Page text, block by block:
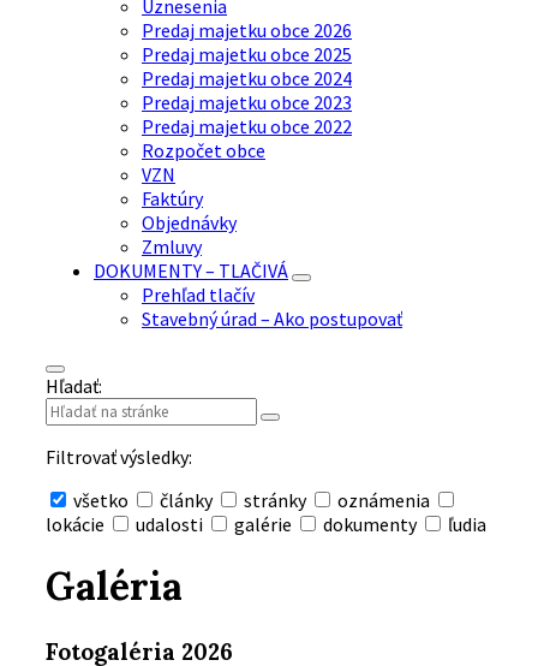
Uznesenia
Predaj majetku obce 2026
Predaj majetku obce 2025
Predaj majetku obce 2024
Predaj majetku obce 2023
Predaj majetku obce 2022
Rozpočet obce
VZN
Faktúry
Objednávky
Zmluvy
DOKUMENTY – TLAČIVÁ
Prehľad tlačív
Stavebný úrad – Ako postupovať
Hľadať:
Filtrovať výsledky:
všetko
články stránky
oznámenia
lokácie
udalosti galérie dokumenty ľudia
vyhľadávanie
Galéria
Fotogaléria 2026